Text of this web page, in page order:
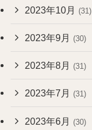
2023年10月 (31)
2023年9月 (30)
2023年8月 (31)
2023年7月 (31)
2023年6月 (30)